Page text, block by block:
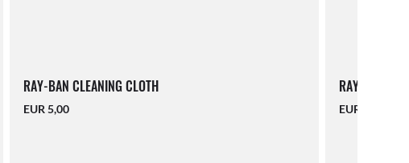
RAY-BAN CLEANING CLOTH
EUR 5,00
RAY-BAN
EUR 16,00